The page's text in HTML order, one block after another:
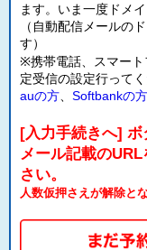
ます。いま一度ドメ
（自動配信メールの
す）
※携帯電話、スマート
定受信の設定行って
auの方
Softbankの方
[入力手続きへ] ボ
メール記載の
さい。
人数仮押さえが解除と